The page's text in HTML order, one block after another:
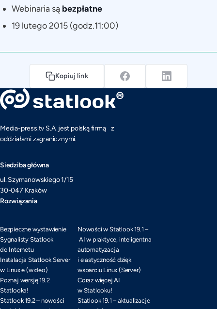
Webinaria są bezpłatne
19 lutego 2015 (godz.11:00)
Kopiuj link
Media-press.tv S.A. jest polską firmą z
oddziałami zagranicznymi.
Siedziba główna
ul. Szymanowskiego 1/15
30-047 Kraków
Rozwiązania
Bezpieczne wystawienie
Sygnalisty Statlook
do Internetu
Instalacja Statlook Server
w Linuxie (wideo)
Poznaj wersję 19.2
Statlooka!
Statlook 19.2 – nowości
Nowości w Statlook 19.1 –
AI w praktyce, inteligentna
automatyzacja
i elastyczność dzięki
wsparciu Linux (Server)
Coraz więcej AI
w Statlooku!
Statlook 19.1 – aktualizacje